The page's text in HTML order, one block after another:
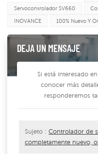
Servocontrolador SV660
INOVANCE 100% Nuevo Y
DEJA UN MENSAJE
Si está interesado
conocer más
responderemos
Sujeto : Controlador de
completamente nuevo,